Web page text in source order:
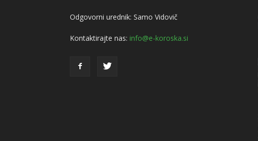
Odgovorni urednik: Samo Vidovič
Kontaktirajte nas: info@e-koroska.si